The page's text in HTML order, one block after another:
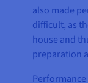
also made
difficult, as
house and
preparation